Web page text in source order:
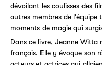
dévoilant les coulisses des
autres membres de l'équipe
moments de magie qui
Dans ce livre, Jeanne Witta
français. Elle y évoque son